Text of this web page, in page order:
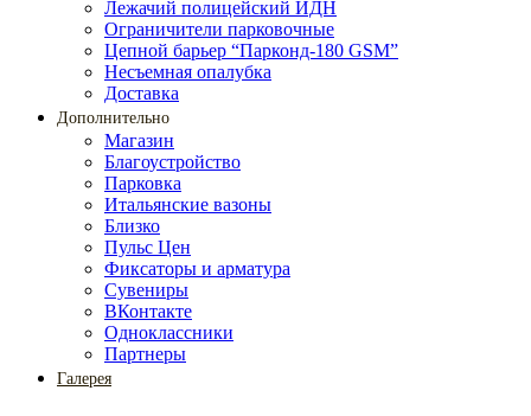
Лежачий полицейский ИДН
Ограничители парковочные
Цепной барьер “Парконд-180 GSM”
Несъемная опалубка
Доставка
Дополнительно
Магазин
Благоустройство
Парковка
Итальянские вазоны
Близко
Пульс Цен
Фиксаторы и арматура
Сувениры
ВКонтакте
Одноклассники
Партнеры
Галерея